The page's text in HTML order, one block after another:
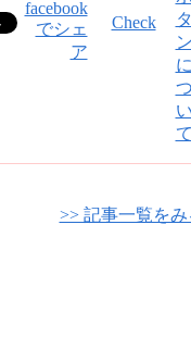
Check
>> 記事一覧をみ